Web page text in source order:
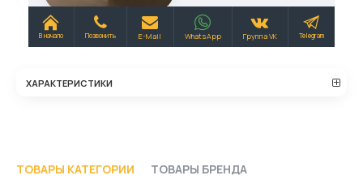
ХАРАКТЕРИСТИКИ
ТОВАРЫ КАТЕГОРИИ ТОВАРЫ БРЕНДА